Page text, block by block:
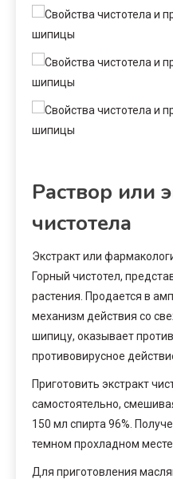
Раствор или
чистотела
Экстракт или
Горный чистотел,
растения. Продается в
механизм действия со
шипицу, оказывает
противовирусное
Приготовить экстракт
самостоятельно,
150 мл спирта 96%.
темном прохладном месте.
Для приготовления